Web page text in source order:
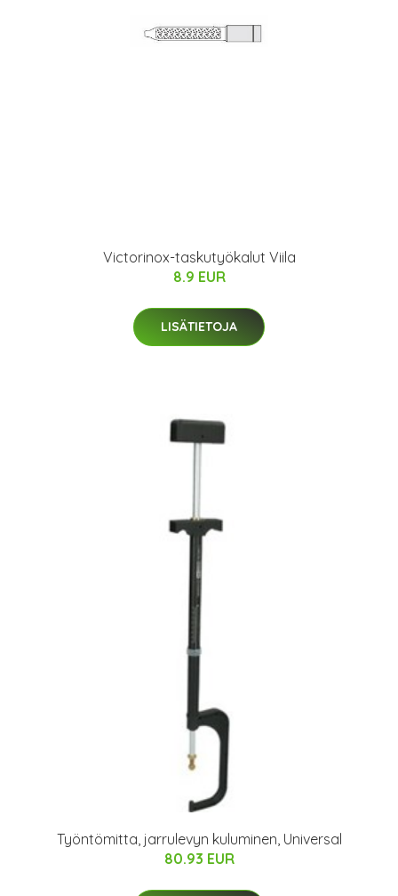
Victorinox-taskutyökalut Viila
8.9 EUR
LISÄTIETOJA
Työntömitta, jarrulevyn kuluminen, Universal
80.93 EUR